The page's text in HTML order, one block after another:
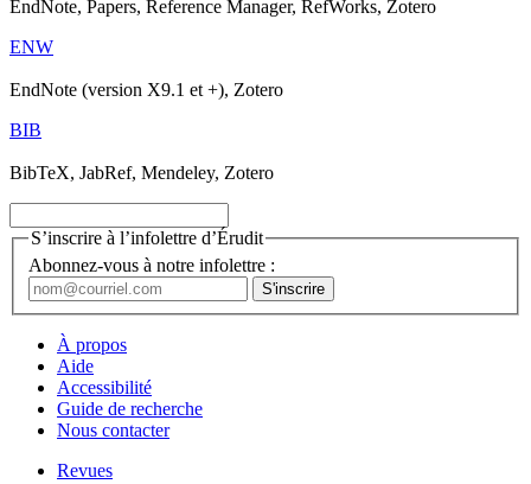
EndNote, Papers, Reference Manager, RefWorks, Zotero
ENW
EndNote (version X9.1 et +), Zotero
BIB
BibTeX, JabRef, Mendeley, Zotero
S’inscrire à l’infolettre d’Érudit
Abonnez-vous à notre infolettre :
À propos
Aide
Accessibilité
Guide de recherche
Nous contacter
Revues